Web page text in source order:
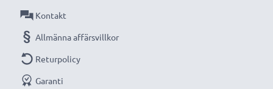
Oändlig strömförsörjning till din Olympus kamera
leverans & 3 års garanti!
Kontakt
Allmänna affärsvillkor
Returpolicy
Garanti